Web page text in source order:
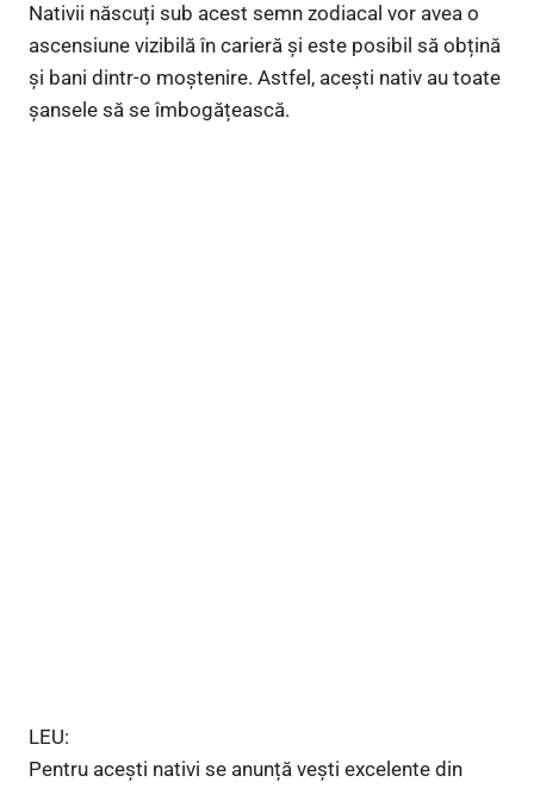
Nativii născuți sub acest semn zodiacal vor avea o
ascensiune vizibilă în carieră și este posibil să obțină
și bani dintr-o moștenire. Astfel, acești nativ au toate
șansele să se îmbogățească.
LEU:
Pentru acești nativi se anunță vești excelente din